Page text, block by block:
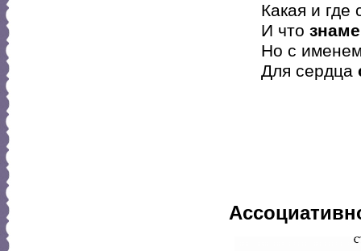
Какая и
И что
Но с
Для сердца